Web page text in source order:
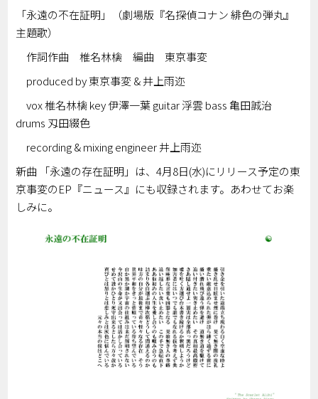
「永遠の不在証明」（劇場版『名探偵コナン 緋色の弾丸』
主題歌）
作詞作曲 椎名林檎 編曲 東京事変
produced by 東京事変 & 井上雨迩
vox 椎名林檎 key 伊澤一葉 guitar 浮雲 bass 亀田誠治
drums 刄田綴色
recording & mixing engineer 井上雨迩
新曲 「永遠の存在証明」は、4月8日(水)にリリース予定の東
京事変のEP『ニュース』にも収録されます。あわせてお楽
しみに。